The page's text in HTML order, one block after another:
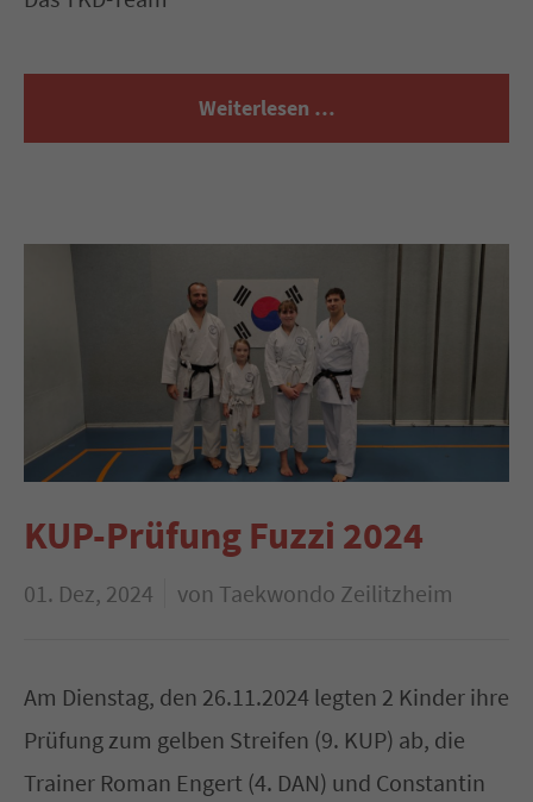
Weiterlesen …
KUP-Prüfung Fuzzi 2024
01. Dez, 2024 von Taekwondo Zeilitzheim
Am Dienstag, den 26.11.2024 legten 2 Kinder ihre
Prüfung zum gelben Streifen (9. KUP) ab, die
Trainer Roman Engert (4. DAN) und Constantin